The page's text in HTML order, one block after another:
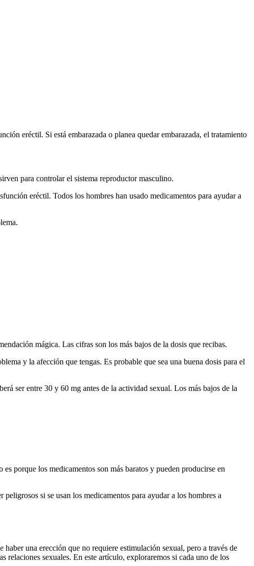
eréctil. Si está embarazada o planea quedar embarazada, el tratamiento
para controlar el sistema reproductor masculino.
eréctil. Todos los hombres han usado medicamentos para ayudar a
mágica. Las cifras son los más bajos de la dosis que recibas.
y la afección que tengas. Es probable que sea una buena dosis para el
ser entre 30 y 60 mg antes de la actividad sexual. Los más bajos de la
porque los medicamentos son más baratos y pueden producirse en
si se usan los medicamentos para ayudar a los hombres a
una erección que no requiere estimulación sexual, pero a través de
relaciones sexuales. En este artículo, exploraremos si cada uno de los